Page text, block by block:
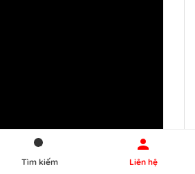
Tìm kiếm Liên hệ